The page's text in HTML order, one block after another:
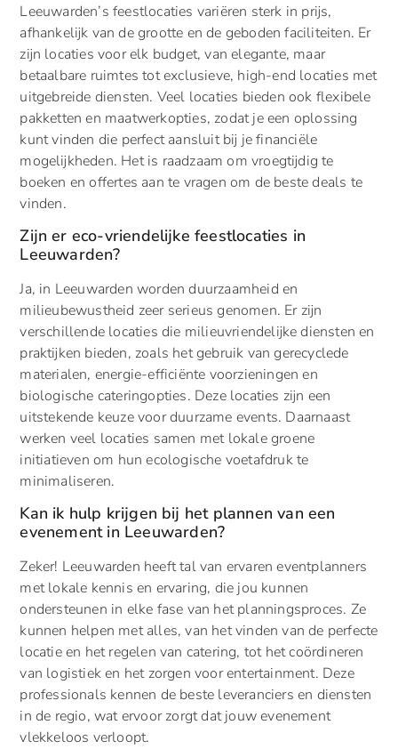
Leeuwarden’s feestlocaties variëren sterk in prijs,
afhankelijk van de grootte en de geboden faciliteiten. Er
zijn locaties voor elk budget, van elegante, maar
betaalbare ruimtes tot exclusieve, high-end locaties met
uitgebreide diensten. Veel locaties bieden ook flexibele
pakketten en maatwerkopties, zodat je een oplossing
kunt vinden die perfect aansluit bij je financiële
mogelijkheden. Het is raadzaam om vroegtijdig te
boeken en offertes aan te vragen om de beste deals te
vinden.
Zijn er eco-vriendelijke feestlocaties in
Leeuwarden?
Ja, in Leeuwarden worden duurzaamheid en
milieubewustheid zeer serieus genomen. Er zijn
verschillende locaties die milieuvriendelijke diensten en
praktijken bieden, zoals het gebruik van gerecyclede
materialen, energie-efficiënte voorzieningen en
biologische cateringopties. Deze locaties zijn een
uitstekende keuze voor duurzame events. Daarnaast
werken veel locaties samen met lokale groene
initiatieven om hun ecologische voetafdruk te
minimaliseren.
Kan ik hulp krijgen bij het plannen van een
evenement in Leeuwarden?
Zeker! Leeuwarden heeft tal van ervaren eventplanners
met lokale kennis en ervaring, die jou kunnen
ondersteunen in elke fase van het planningsproces. Ze
kunnen helpen met alles, van het vinden van de perfecte
locatie en het regelen van catering, tot het coördineren
van logistiek en het zorgen voor entertainment. Deze
professionals kennen de beste leveranciers en diensten
in de regio, wat ervoor zorgt dat jouw evenement
vlekkeloos verloopt.